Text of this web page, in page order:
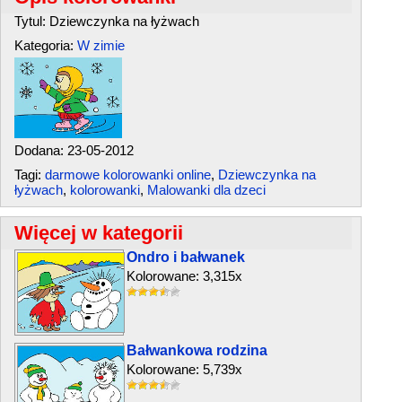
Tytul: Dziewczynka na łyżwach
Kategoria: W zimie
Dodana: 23-05-2012
Tagi: darmowe kolorowanki online, Dziewczynka na
łyżwach, kolorowanki, Malowanki dla dzeci
Więcej w kategorii
Ondro i bałwanek
Kolorowane: 3,315x
Bałwankowa rodzina
Kolorowane: 5,739x